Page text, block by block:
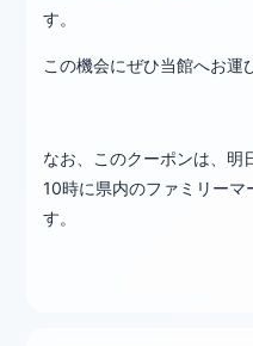
す。
この機会にぜひ当館へお運
なお、このクーポンは、
10時に県内のファミリーマ
す。